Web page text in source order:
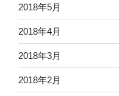
2018年5月
2018年4月
2018年3月
2018年2月